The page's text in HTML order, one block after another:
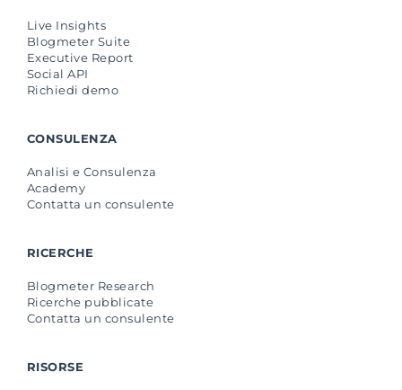
Live Insights
Blogmeter Suite
Executive Report
Social API
Richiedi demo
CONSULENZA
Analisi e Consulenza
Academy
Contatta un consulente
RICERCHE
Blogmeter Research
Ricerche pubblicate
Contatta un consulente
RISORSE